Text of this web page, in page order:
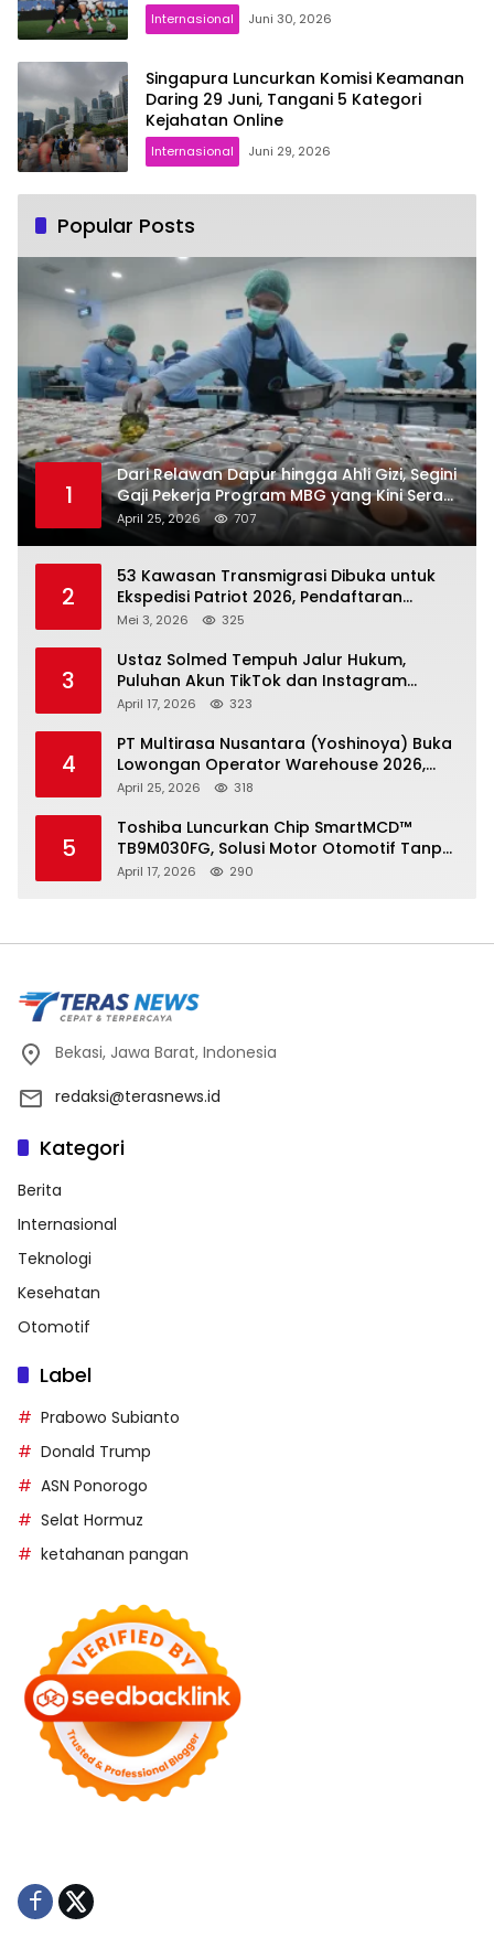
Internasional Juni 30, 2026
Singapura Luncurkan Komisi Keamanan
Daring 29 Juni, Tangani 5 Kategori
Kejahatan Online
Internasional Juni 29, 2026
Popular Posts
1
Dari Relawan Dapur hingga Ahli Gizi, Segini
Gaji Pekerja Program MBG yang Kini Serap
Hampir Sejuta Tenaga Kerja
April 25, 2026 707
2
53 Kawasan Transmigrasi Dibuka untuk
Ekspedisi Patriot 2026, Pendaftaran
Ditutup 21 Mei
Mei 3, 2026 325
3
Ustaz Solmed Tempuh Jalur Hukum,
Puluhan Akun TikTok dan Instagram
Dilaporkan atas Tuduhan Fitnah
April 17, 2026 323
4
PT Multirasa Nusantara (Yoshinoya) Buka
Lowongan Operator Warehouse 2026,
Penempatan CK Bekasi
April 25, 2026 318
5
Toshiba Luncurkan Chip SmartMCD™
TB9M030FG, Solusi Motor Otomotif Tanpa
Sensor di Kecepatan Nol
April 17, 2026 290
Bekasi, Jawa Barat, Indonesia
redaksi@terasnews.id
Kategori
Berita
Internasional
Teknologi
Kesehatan
Otomotif
Label
Prabowo Subianto
Donald Trump
ASN Ponorogo
Selat Hormuz
ketahanan pangan